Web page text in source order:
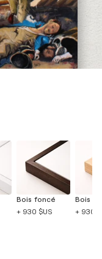
Bois foncé
+ 930 $US
Bois
+ 930